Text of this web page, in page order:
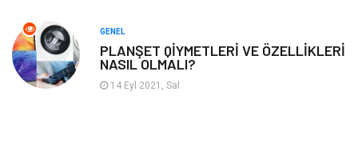
Anahtar Kelime Penguen
Hosting
GENEL
PLANŞET QİYMETLERİ VE ÖZELLİKLERİ
NASIL OLMALI?
14 Eyl 2021, Sal